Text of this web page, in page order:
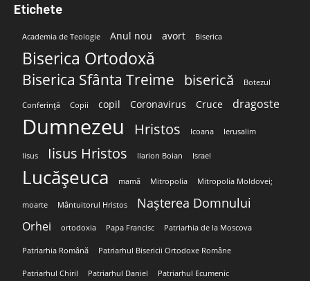
Etichete
Academia de Teologie Anul nou avort Biserica
Biserica Ortodoxă
Biserica Sfânta Treime biserică Botezul
Conferință Copii copil Coronavirus Cruce dragoste
Dumnezeu Hristos Icoana Ierusalim
Iisus Iisus Hristos Ilarion Boian Israel
Lucășeuca mamă Mitropolia Mitropolia Moldovei;
moarte Mântuitorul Hristos Nașterea Domnului
Orhei ortodoxia Papa Francisc Patriarhia de la Moscova
Patriarhia Română Patriarhul Bisericii Ortodoxe Române
Patriarhul Chiril Patriarhul Daniel Patriarhul Ecumenic